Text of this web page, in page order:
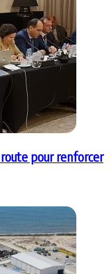
route pour renforcer